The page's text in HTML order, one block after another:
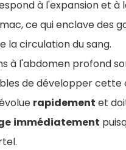
à l'expansion et à
ce qui enclave des
la circulation du sang.
à l'abdomen profond
de développer cette
rapidement et
immédiatement